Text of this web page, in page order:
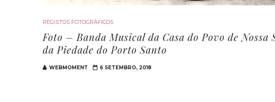
REGISTOS FOTOGRÁFICOS
Foto – Banda Musical da Casa do Povo de Nossa
da Piedade do Porto Santo
WEBMOMENT 6 SETEMBRO, 2018